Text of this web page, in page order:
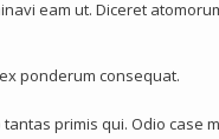
eam ut. Diceret
ponderum consequat.
primis qui. Odio case